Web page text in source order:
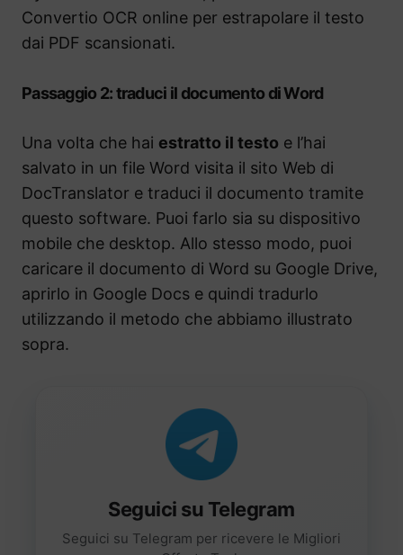
Convertio OCR online per estrapolare il testo
dai PDF scansionati.
Passaggio 2: traduci il documento di Word
Una volta che hai estratto il testo e l’hai
salvato in un file Word visita il sito Web di
DocTranslator e traduci il documento tramite
questo software. Puoi farlo sia su dispositivo
mobile che desktop. Allo stesso modo, puoi
caricare il documento di Word su Google Drive,
aprirlo in Google Docs e quindi tradurlo
utilizzando il metodo che abbiamo illustrato
sopra.
Seguici su Telegram
Seguici su Telegram per ricevere le Migliori